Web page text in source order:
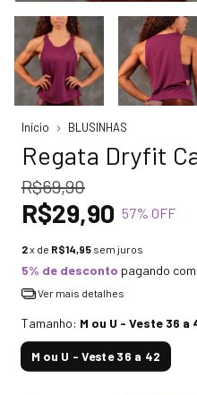
Início BLUSINHAS
Regata Dryfit
R$69,90
R$29,90 57% OFF
2x de R$14,95 sem juros
5% de desconto pagando
Ver mais detalhes
Tamanho: M ou U - Veste 36 a
M ou U - Veste 36 a 42